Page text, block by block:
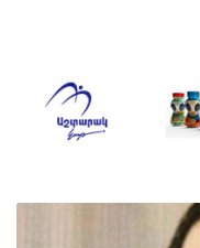
ավտոմեքենան,
13: 45-ին
զինծառայողները
կիրառելով
հայկական կողմից